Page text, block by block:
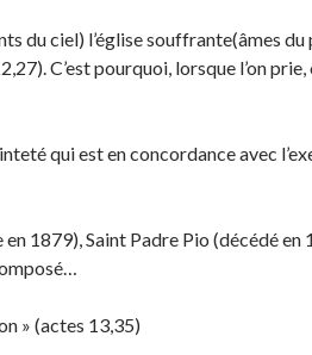
du ciel) l’église souffrante(âmes du
C’est pourquoi, lorsque l’on
qui est en concordance avec
1879), Saint Padre Pio (décédé en
» (actes 13,35)